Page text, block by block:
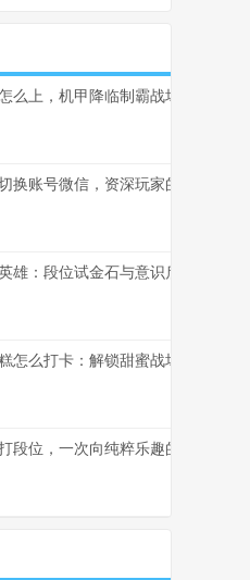
么上，机甲降临制霸战场副标题
换账号微信，资深玩家的无缝衔接
雄：段位试金石与意识启蒙者，副
怎么打卡：解锁甜蜜战场新地标**
段位，一次向纯粹乐趣的回归，副